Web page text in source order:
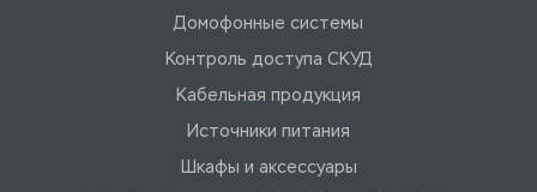
Домофонные системы
Контроль доступа СКУД
Кабельная продукция
Источники питания
Шкафы и аксессуары